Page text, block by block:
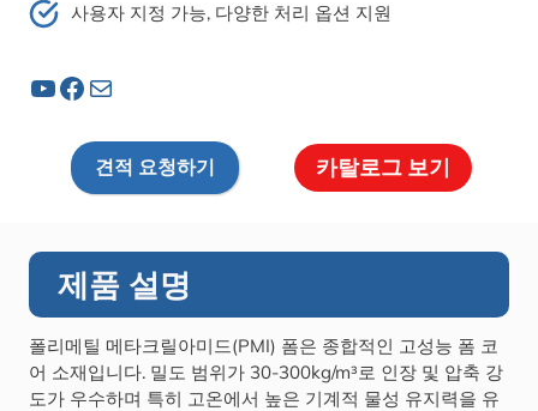
사용자 지정 가능, 다양한 처리 옵션 지원
유튜브페이스북메일
견적 요청하기 카탈로그 보기
제품 설명
폴리메틸 메타크릴아미드(PMI) 폼은 종합적인 고성능 폼 코
어 소재입니다. 밀도 범위가 30-300kg/m³로 인장 및 압축 강
도가 우수하며 특히 고온에서 높은 기계적 물성 유지력을 유